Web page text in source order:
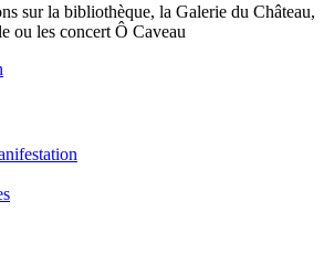
sur la bibliothèque, la Galerie du Château,
ou les concert Ô Caveau